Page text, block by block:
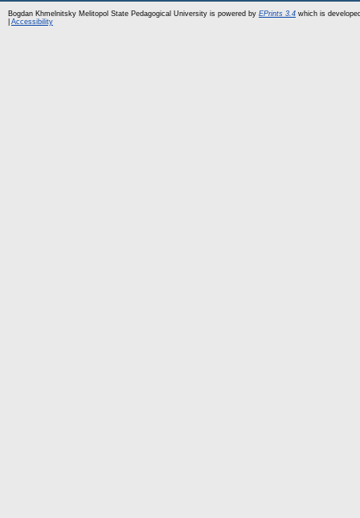
Bogdan Khmelnitsky Melitopol State Pedagogical University is powered by EPrints 3.4 which is
Accessibility